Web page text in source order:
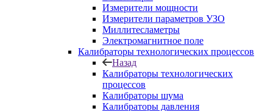
Измерители мощности
Измерители параметров УЗО
Миллитесламетры
Электромагнитное поле
Калибраторы технологических процессов
Назад
Калибраторы технологических
процессов
Калибраторы шума
Калибраторы давления